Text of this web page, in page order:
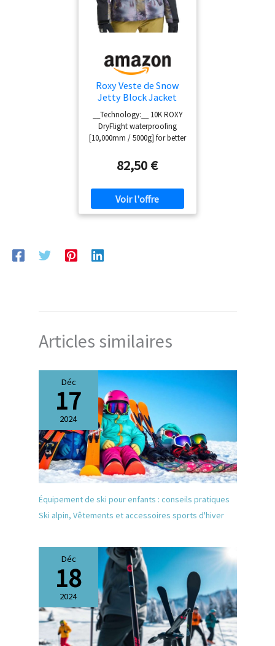
Roxy Veste de Snow
Jetty Block Jacket
Femme Gris L
__Technology:__ 10K ROXY
DryFlight waterproofing
[10,000mm / 5000g] for better
breathability __Insulation:__
70% recycled padding [Fill
110g sleeve, 60g hood]
__Fit:__ Regular, classic fit for
unrestricted movement and
82,50 €
Articles similaires
Déc
17
2024
Équipement de ski pour enfants : conseils pratiques
Ski alpin, Vêtements et accessoires sports d'hiver
Déc
18
2024